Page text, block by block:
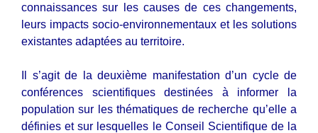
connaissances sur les causes de ces changements,
leurs impacts socio-environnementaux et les solutions
existantes adaptées au territoire.
Il s’agit de la deuxième manifestation d’un cycle de
conférences scientifiques destinées à informer la
population sur les thématiques de recherche qu’elle a
définies et sur lesquelles le Conseil Scientifique de la